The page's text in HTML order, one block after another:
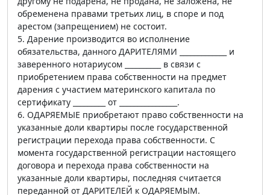
обременена правами третьих лиц, в споре и под
арестом (запрещением) не состоит.
5. Дарение производится во исполнение
обязательства, данного ДАРИТЕЛЯМИ _____________ и
заверенного нотариусом __________ в связи с
приобретением права собственности на предмет
дарения с участием материнского капитала по
сертификату _________ от ________________.
6. ОДАРЯЕМЫЕ приобретают право собственности на
указанные доли квартиры после государственной
регистрации перехода права собственности. С
момента государственной регистрации настоящего
договора и перехода права собственности на
указанные доли квартиры, последняя считается
переданной от ДАРИТЕЛЕЙ к ОДАРЯЕМЫМ.